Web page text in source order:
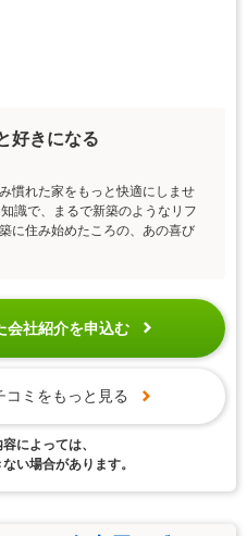
好きになる
慣れた家をもっと快適にしませ
識で、まるで新築のようなリフ
に住み始めたころの、あの喜び
会社紹介を申込む
コミをもっと見る
によっては、
い場合があります。